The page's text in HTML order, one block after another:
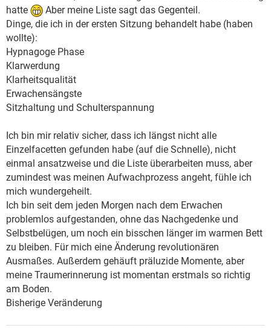
hatte
Aber meine Liste sagt das Gegenteil.
Dinge, die ich in der ersten Sitzung behandelt habe (haben
wollte):
Hypnagoge Phase
Klarwerdung
Klarheitsqualität
Erwachensängste
Sitzhaltung und Schulterspannung
Ich bin mir relativ sicher, dass ich längst nicht alle
Einzelfacetten gefunden habe (auf die Schnelle), nicht
einmal ansatzweise und die Liste überarbeiten muss, aber
zumindest was meinen Aufwachprozess angeht, fühle ich
mich wundergeheilt.
Ich bin seit dem jeden Morgen nach dem Erwachen
problemlos aufgestanden, ohne das Nachgedenke und
Selbstbelügen, um noch ein bisschen länger im warmen Bett
zu bleiben. Für mich eine Änderung revolutionären
Ausmaßes. Außerdem gehäuft präluzide Momente, aber
meine Traumerinnerung ist momentan erstmals so richtig
am Boden.
Bisherige Veränderung